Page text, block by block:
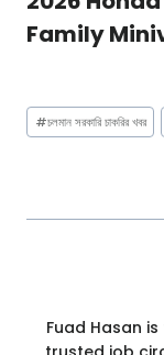
Family
Post
Tags:
#চলমান সরকারি চাকরির খবর
Fuad Hasan